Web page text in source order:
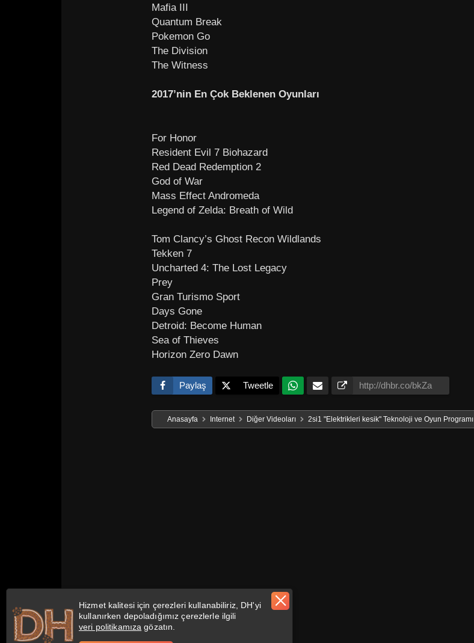
Mafia III
Quantum Break
Pokemon Go
The Division
The Witness
2017’nin En Çok Beklenen Oyunları
For Honor
Resident Evil 7 Biohazard
Red Dead Redemption 2
God of War
Mass Effect Andromeda
Legend of Zelda: Breath of Wild
Tom Clancy’s Ghost Recon Wildlands
Tekken 7
Uncharted 4: The Lost Legacy
Prey
Gran Turismo Sport
Days Gone
Detroid: Become Human
Sea of Thieves
Horizon Zero Dawn
Paylaş Tweetle
Anasayfa Internet Diğer Videoları 2si1 "Elektrikleri kesik" Teknoloji ve Oyun Programı
Hizmet kalitesi için çerezleri kullanabiliriz, DH'yi
kullanırken depoladığımız çerezlerle ilgili
veri politikamıza gözatın.